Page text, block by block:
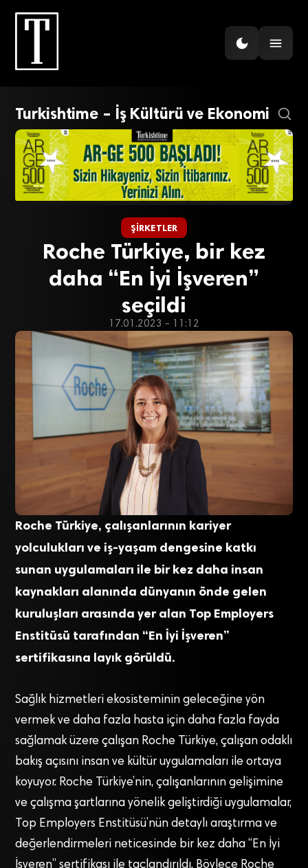
Turkishtime – İş Kültürü ve Ekonomi
ŞIRKETLER
Roche Türkiye, bir kez
daha “En İyi İşveren”
seçildi
17.01.2023 - 11:12
Roche Türkiye, çalışanlarının kariyer
yolculukları ve iş-yaşam dengesine katkı
sunan uygulamaları ile bir kez daha insan
kaynakları alanında dünyanın önde gelen
kuruluşları arasında yer alan Top Employers
Enstitüsü tarafından “En İyi İşveren”
sertifikasına layık görüldü.
Sağlık hizmetleri ekosisteminin geleceğine yön
vermek ve daha fazla hasta için daha fazla fayda
sağlamak üzere çalışan Roche Türkiye, çalışan odaklı
bakış açısını insan ve kültür uygulamaları ile ortaya
koyuyor. Roche Türkiye’nin, çalışanlarının gelişimine
ve çalışma şartlarına yönelik geliştirdiği uygulamalar,
Top Employers Enstitüsü’nün detaylı araştırma ve
değerlendirmeleri neticesinde bir kez daha “En İyi